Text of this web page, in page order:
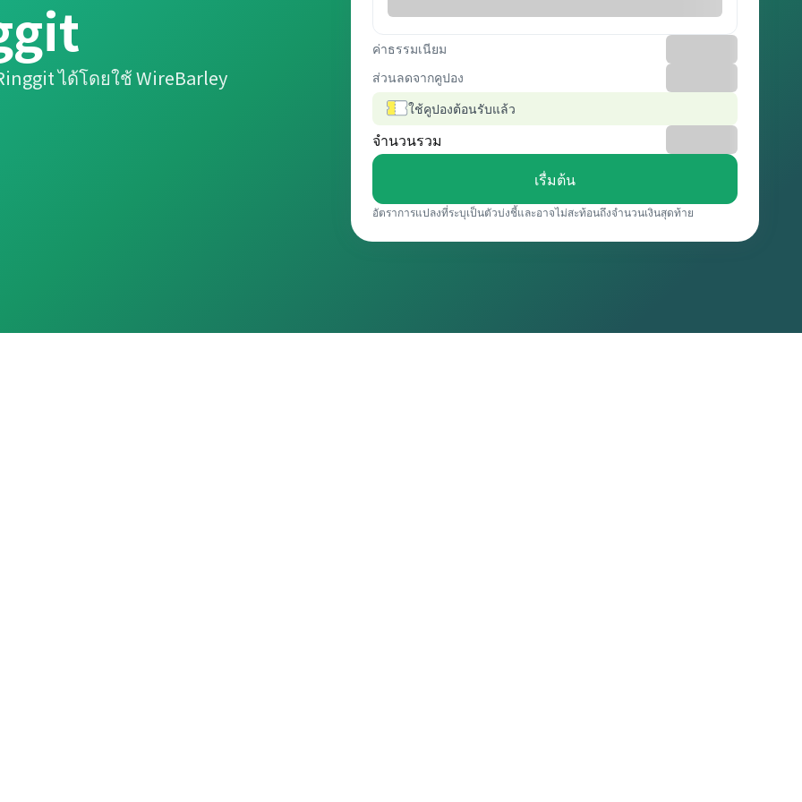
ได้โดยใช้ WireBarley
ค่าธรรมเนียม
ส่วนลดจากคูปอง
ใช้คูปองต้อนรับแล้ว
จำนวนรวม
เรื่มต้น
อัตราการแปลงที่ระบุเป็นตัวบ่งชี้และอาจไม่สะท้อนถึงจำนวนเงินสุดท้าย